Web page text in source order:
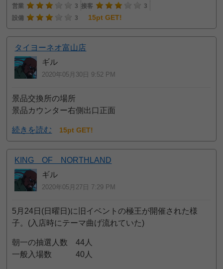
営業 3 接客
3
設備
3 15pt GET!
タイヨーネオ富山店
ギル
2020年05月30日 9:52 PM
景品交換所の場所
景品カウンター右側出口正面
続きを読む 15pt GET!
KING OF NORTHLAND
ギル
2020年05月27日 7:29 PM
5月24日(日曜日)に旧イベントの極王が開催された様
子。(入店時にテーマ曲げ流れていた)
朝一の抽選人数 44人
一般入場数 40人